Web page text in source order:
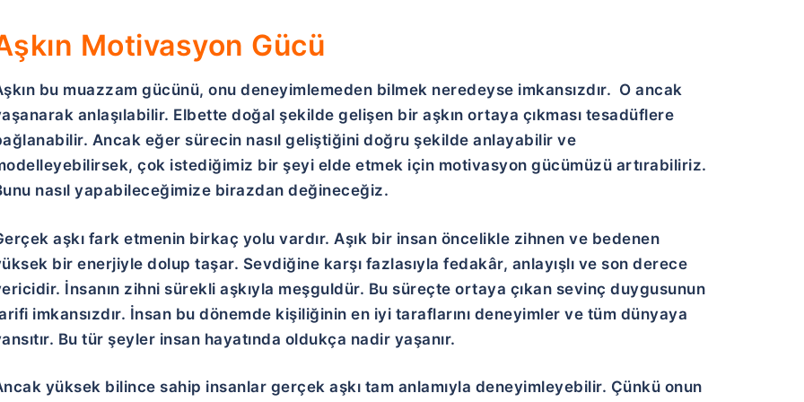
Motivasyon Gücü
bu muazzam gücünü, onu deneyimlemeden bilmek neredeyse imkansızdır. O ancak
anlaşılabilir. Elbette doğal şekilde gelişen bir aşkın ortaya çıkması tesadüflere
Ancak eğer sürecin nasıl geliştiğini doğru şekilde anlayabilir ve
çok istediğimiz bir şeyi elde etmek için motivasyon gücümüzü artırabiliriz.
nasıl yapabileceğimize birazdan değineceğiz.
aşkı fark etmenin birkaç yolu vardır. Aşık bir insan öncelikle zihnen ve bedenen
bir enerjiyle dolup taşar. Sevdiğine karşı fazlasıyla fedakâr, anlayışlı ve son derece
İnsanın zihni sürekli aşkıyla meşguldür. Bu süreçte ortaya çıkan sevinç duygusunun
imkansızdır. İnsan bu dönemde kişiliğinin en iyi taraflarını deneyimler ve tüm dünyaya
Bu tür şeyler insan hayatında oldukça nadir yaşanır.
yüksek bilince sahip insanlar gerçek aşkı tam anlamıyla deneyimleyebilir. Çünkü onun